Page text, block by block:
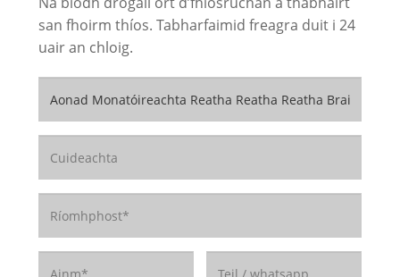
san fhoirm thíos. Tabharfaimid freagra duit i 24
uair an chloig.